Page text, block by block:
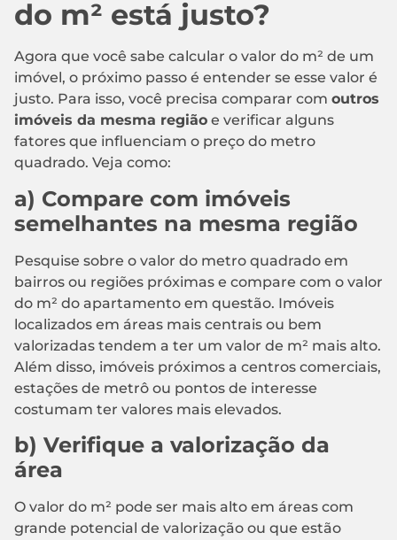
do m² está justo?
Agora que você sabe calcular o valor do m² de um
imóvel, o próximo passo é entender se esse valor é
justo. Para isso, você precisa comparar com outros
imóveis da mesma região e verificar alguns
fatores que influenciam o preço do metro
quadrado. Veja como:
a) Compare com imóveis
semelhantes na mesma região
Pesquise sobre o valor do metro quadrado em
bairros ou regiões próximas e compare com o valor
do m² do apartamento em questão. Imóveis
localizados em áreas mais centrais ou bem
valorizadas tendem a ter um valor de m² mais alto.
Além disso, imóveis próximos a centros comerciais,
estações de metrô ou pontos de interesse
costumam ter valores mais elevados.
b) Verifique a valorização da
área
O valor do m² pode ser mais alto em áreas com
grande potencial de valorização ou que estão